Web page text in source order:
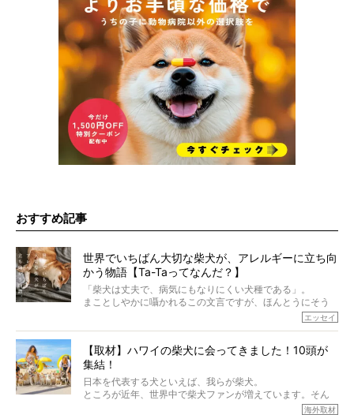
おすすめ記事
世界でいちばん大切な柴犬が、アレルギーに立ち向
かう物語【Ta-Taってなんだ？】
「柴犬は丈夫で、病気にもなりにくい犬種である」。
まことしやかに囁かれるこの文言ですが、ほんとうにそう
でも、いざそれぞれの個体を見ていくと、丈夫で病気にも
なりにくい、とは言えないような気もするのです。
実際に「病気にならない」などということはないし、飼い
主はそのためにやるべきことがある。
今回は、柴犬に関わる方たちすべてに読んで欲しい、ある
エッセイ
【取材】ハワイの柴犬に会ってきました！10頭が
集結！
日本を代表する犬といえば、我らが柴犬。
ところが近年、世界中で柴犬ファンが増えています。そん
な中「柴犬ライフ」が目をつけたのは、南の楽園ハワイ。
海外取材